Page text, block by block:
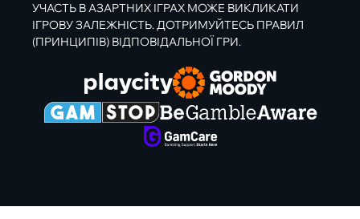
УЧАСТЬ В АЗАРТНИХ ІГРАХ МОЖЕ ВИКЛИКАТИ
ІГРОВУ ЗАЛЕЖНІСТЬ. ДОТРИМУЙТЕСЬ ПРАВИЛ
(ПРИНЦИПІВ) ВІДПОВІДАЛЬНОЇ ГРИ.